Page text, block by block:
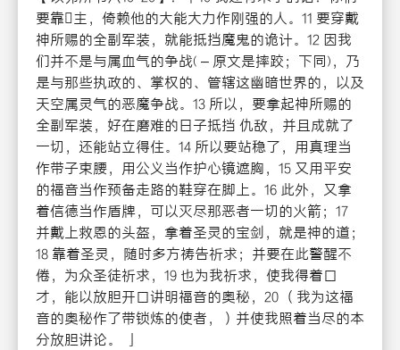
要靠主，倚赖他的大能大力作刚强的人。11 要穿戴
神所赐的全副军装，就能抵挡魔鬼的诡计。12 因我
们并不是与属血气的争战( – 原文是摔跤；下同)，乃
是与那些执政的、掌权的、管辖这幽暗世界的，以及
天空属灵气的恶魔争战。13 所以，要拿起神所赐的
全副军装，好在磨难的日子抵挡 仇敌，并且成就了
一切，还能站立得住。14 所以要站稳了，用真理当
作带子束腰，用公义当作护心镜遮胸，15 又用平安
的福音当作预备走路的鞋穿在脚上。16 此外，又拿
着信德当作盾牌，可以灭尽那恶者一切的火箭；17
并戴上救恩的头盔，拿着圣灵的宝剑，就是神的道；
18 靠着圣灵，随时多方祷告祈求；并要在此警醒不
倦，为众圣徒祈求，19 也为我祈求，使我得着口
才，能以放胆开口讲明福音的奥秘，20 （我为这福
音的奥秘作了带锁炼的使者，）并使我照着当尽的本
分放胆讲论。 」